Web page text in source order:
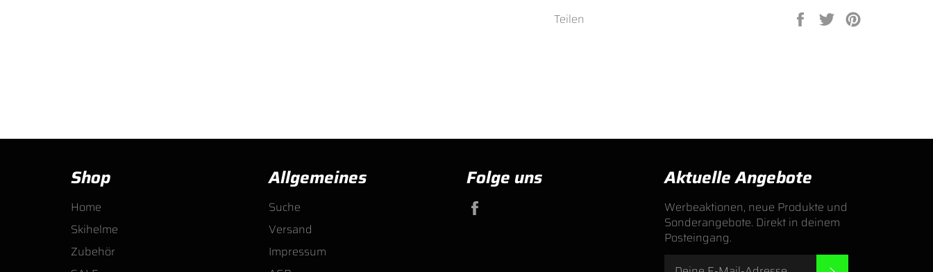
Teilen
Auf
Facebook
Auf
Twitter
Shop
Home
Skihelme
Zubehör
Allgemeines
Suche
Versand
Impressum
Folge uns Aktuelle Angebote
Werbeaktionen, neue Produkte und
Sonderangebote. Direkt in deinem
Posteingang.